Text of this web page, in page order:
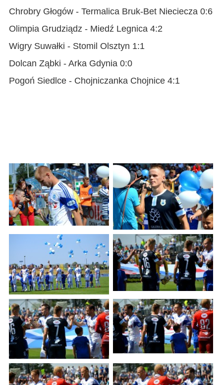
Chrobry Głogów - Termalica Bruk-Bet Nieciecza 0:6
Olimpia Grudziądz - Miedź Legnica 4:2
Wigry Suwałki - Stomil Olsztyn 1:1
Dolcan Ząbki - Arka Gdynia 0:0
Pogoń Siedlce - Chojniczanka Chojnice 4:1